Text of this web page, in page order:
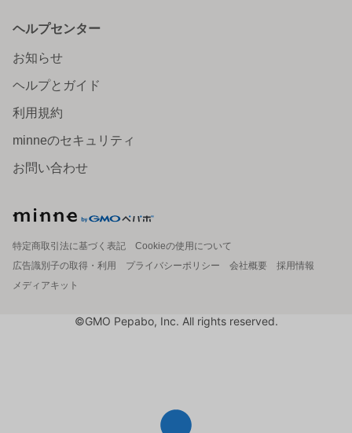
ヘルプセンター
お知らせ
ヘルプとガイド
利用規約
minneのセキュリティ
お問い合わせ
特定商取引法に基づく表記
Cookieの使用について
広告識別子の取得・利用
プライバシーポリシー 会社概要
採用情報
メディアキット
©GMO Pepabo, Inc. All rights reserved.